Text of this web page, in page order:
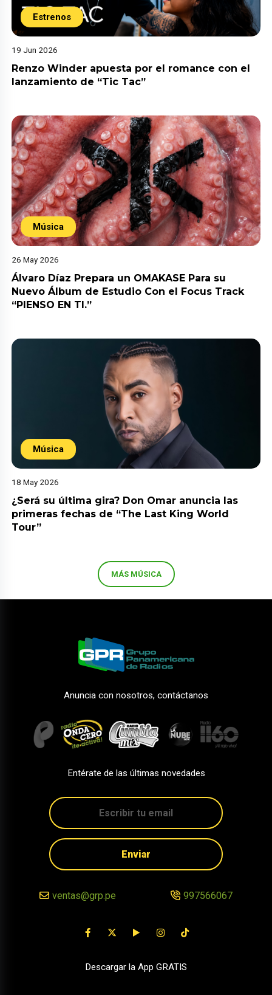
Estrenos
19 Jun 2026
Renzo Winder apuesta por el romance con el
lanzamiento de “Tic Tac”
Música
26 May 2026
Álvaro Díaz Prepara un OMAKASE Para su
Nuevo Álbum de Estudio Con el Focus Track
“PIENSO EN TI.”
Música
18 May 2026
¿Será su última gira? Don Omar anuncia las
primeras fechas de “The Last King World
Tour”
MÁS MÚSICA
Anuncia con nosotros, contáctanos
Entérate de las últimas novedades
Enviar
ventas@grp.pe 997566067
Descargar la App GRATIS